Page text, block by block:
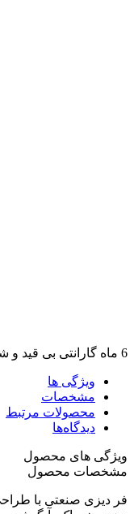
6 ماه گارانتی بی قید و شرط
ویژگی ها
مشخصات
محصولات مرتبط
دیدگاه‌ها
ویژگی های محصول
مشخصات محصول
فر دیزی صنعتی با